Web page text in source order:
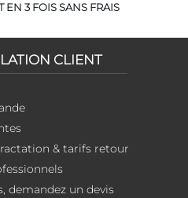
EN 3 FOIS SANS FRAIS
CLIENT
& tarifs retour
demandez un devis